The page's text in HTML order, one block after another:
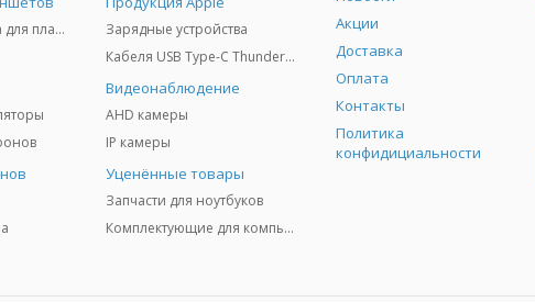
Материнская плата для планшетов
Зарядные устройства
Кабеля USB Type-C Thunderbolt 3/4/5
Видеонаблюдение
AHD камеры
IP камеры
Уценённые товары
Запчасти для ноутбуков
Комплектующие для компьютеров
Акции
Доставка
Оплата
Контакты
Политика
конфидициальности